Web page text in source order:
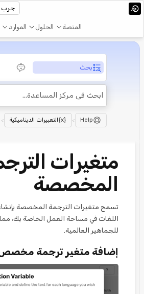
المنصة الحلول الموارد
جرب
بحث
Help
> التعبيرات الديناميكية >
متغيرات
المخصصة
تسمح متغيرات الترجمة المخصصة
اللغات في مساحة العمل الخاصة بك،
للجماهير العالمية.
إضافة متغير ترجمة